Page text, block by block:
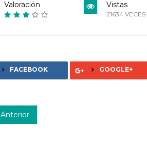
Valoración Vistas
21634 VECES
FACEBOOK GOOGLE+
Anterior